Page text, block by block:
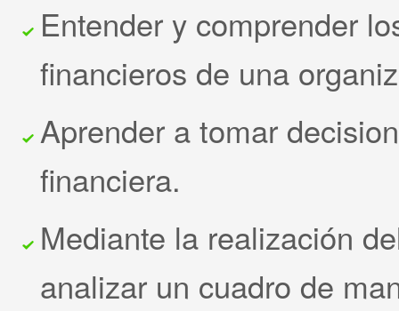
Entender y comprender
financieros de una
Aprender a tomar
financiera.
Mediante la realización
analizar un cuadro de